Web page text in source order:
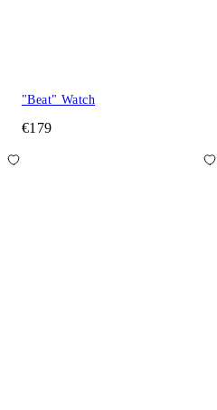
"Beat" Watch
€179